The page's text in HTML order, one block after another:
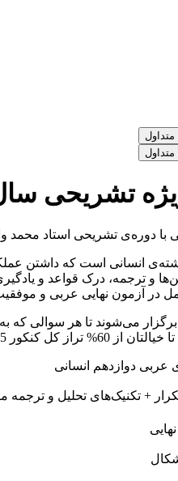
تشریحی
با دوره‌ی تشریحی استاد محمد
انسانی است که داشتن
و ترجمه، درک قواعد و
و موفقیت در کنکور 1405 باید بدانید را
برگزار می‌شوند تا هر سوالی
1405 راحت باشد.
دوازدهم انسانی
+ تکنیک‌های تحلیل و ترجمه